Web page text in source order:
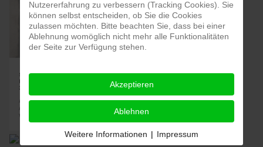
Nutzererfahrung zu verbessern (Tracking Cookies). Sie
können selbst entscheiden, ob Sie die Cookies
zulassen möchten. Bitte beachten Sie, dass bei einer
Ablehnung womöglich nicht mehr alle Funktionalitäten
der Seite zur Verfügung stehen.
Akzeptieren
Ablehnen
Weitere Informationen | Impressum